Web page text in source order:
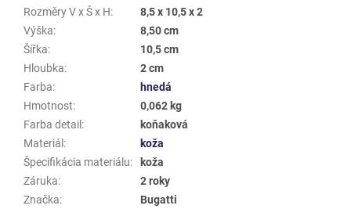
Rozměry V x Š x H:
8,5 x 10,5 x 2
Výška:
8,50 cm
Šířka:
10,5 cm
Hloubka:
2 cm
Farba:
hnedá
Hmotnost:
0,062 kg
Farba detail :
koňaková
Materiál :
koža
Špecifikácia materiálu:
koža
Záruka:
2 roky
Značka: Bugatti